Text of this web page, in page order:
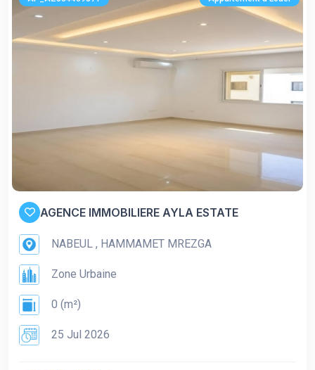
AGENCE IMMOBILIERE AYLA ESTATE
NABEUL , HAMMAMET MREZGA
Zone Urbaine
0 (m²)
25 Jul 2026